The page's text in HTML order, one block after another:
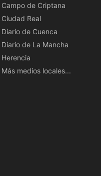
Campo de Criptana
Ciudad Real
Diario de Cuenca
Diario de La Mancha
Herencia
Más medios locales...